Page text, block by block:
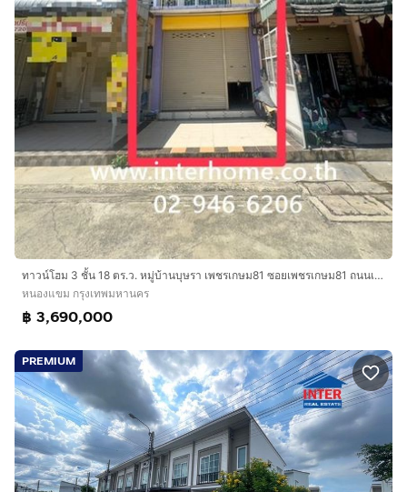
ทาวน์โฮม 3 ชั้น 18 ตร.ว. หมู่บ้านบุษรา เพชรเกษม81 ซอยเพชรเกษม81 ถนนเพชรเกษม ถนนมาเจริญ ถนนบางบอน5 เขตหนองแขม กรุงเทพมหานคร
หนองแขม กรุงเทพมหานคร
฿ 3,690,000
PREMIUM